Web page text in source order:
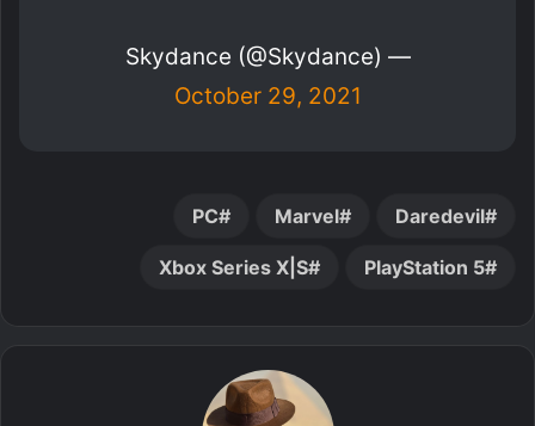
— Skydance (@Skydance)
October 29, 2021
Daredevil
Marvel
PC
PlayStation 5
Xbox Series X|S